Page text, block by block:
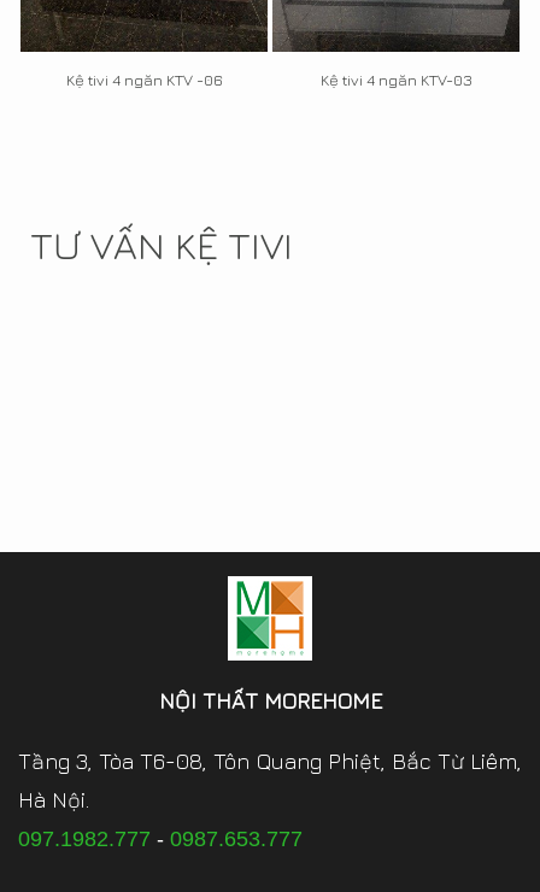
Kệ tivi 4 ngăn KTV -06 Kệ tivi 4 ngăn KTV-03
TƯ VẤN KỆ TIVI
NỘI THẤT MOREHOME
Tầng 3, Tòa T6-08, Tôn Quang Phiệt, Bắc Từ Liêm,
Hà Nội.
097.1982.777 - 0987.653.777